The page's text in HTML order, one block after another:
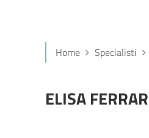
Home Specialisti
ELISA